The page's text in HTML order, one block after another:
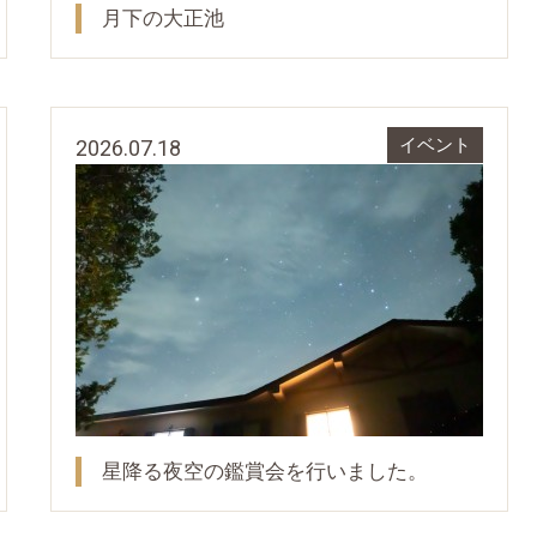
月下の大正池
2026.07.18 イベント
星降る夜空の鑑賞会を行いました。